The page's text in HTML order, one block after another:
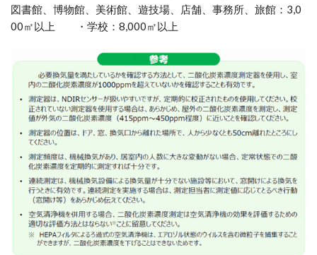
図書館、博物館、美術館、遊技場、店舗、事務所、旅館： 3,0
00㎡以上 ・学校：8,000㎡以上